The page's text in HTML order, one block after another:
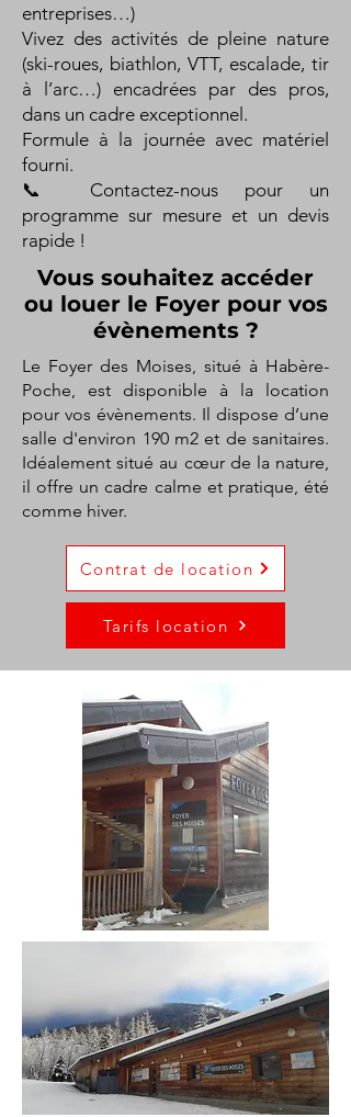
entreprises…)
Vivez des activités de pleine nature
(ski-roues, biathlon, VTT, escalade, tir
à l’arc…) encadrées par des pros,
dans un cadre exceptionnel.
Formule à la journée avec matériel
fourni.
📞 Contactez-nous pour un
programme sur mesure et un devis
rapide !
Vous souhaitez accéder
ou louer le Foyer pour vos
évènements ?
Le Foyer des Moises, situé à Habère-
Poche, est disponible à la location
pour vos évènements. Il dispose d’une
salle d'environ 190 m2 et de sanitaires.
Idéalement situé au cœur de la nature,
il offre un cadre calme et pratique, été
comme hiver.
Contrat de location
Tarifs location